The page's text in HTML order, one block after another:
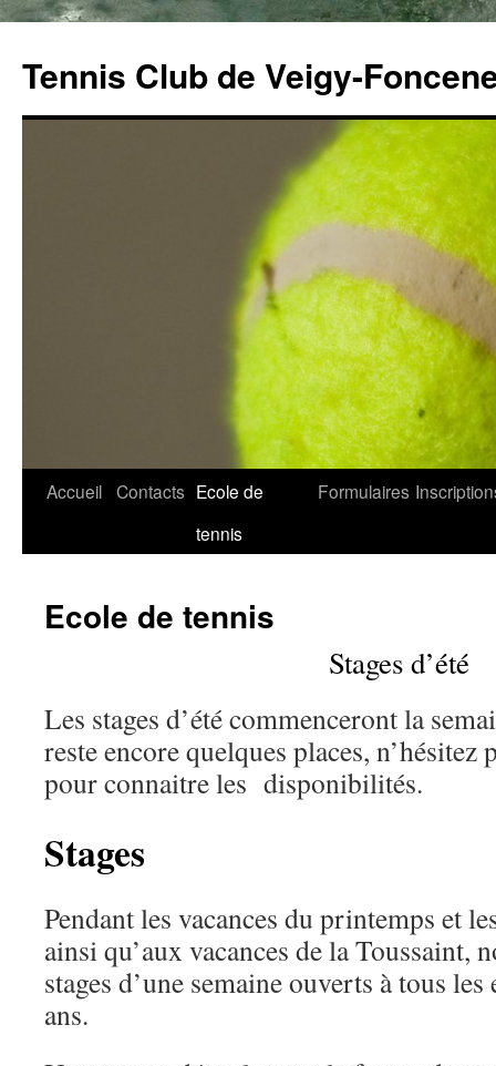
Tennis Club de Veigy-
Aller
Accueil Contacts Ecole de
tennis
Formulaires
Ecole de tennis
Stages d’été
Les stages d’été commenceront la
reste encore quelques places, n’hésitez
pour connaitre les disponibilités.
Stages
Pendant les vacances du printemps et
ainsi qu’aux vacances de la Toussaint,
stages d’une semaine ouverts à tous les
ans.